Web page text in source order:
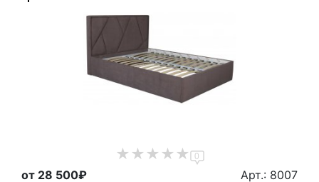
0
от 28 500₽ Арт.: 8007